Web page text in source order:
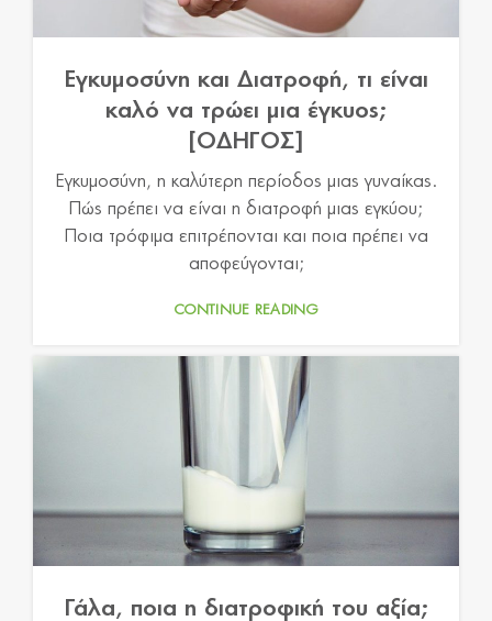
Εγκυμοσύνη και Διατροφή, τι είναι
καλό να τρώει μια έγκυος;
[ΟΔΗΓΟΣ]
Εγκυμοσύνη, η καλύτερη περίοδος μιας γυναίκας.
Πώς πρέπει να είναι η διατροφή μιας εγκύου;
Ποια τρόφιμα επιτρέπονται και ποια πρέπει να
αποφεύγονται;
CONTINUE READING
Γάλα, ποια η διατροφική του αξία;